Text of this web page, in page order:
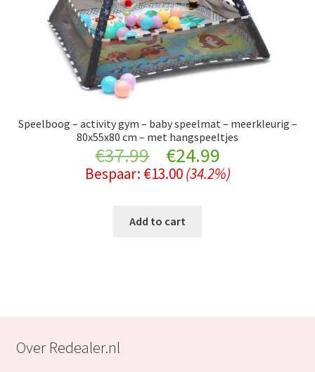
Speelboog – activity gym – baby speelmat – meerkleurig –
80x55x80 cm – met hangspeeltjes
€37.99
Original
price
was:
€24.99Current
price
Bespaar: €13.00 (34.2%)
Add to cart
Over Redealer.nl